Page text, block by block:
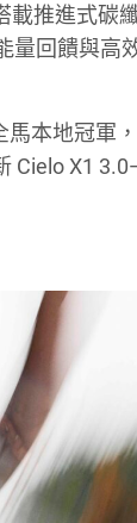
載推進式碳
量回饋與高
馬本地冠軍
Cielo X1